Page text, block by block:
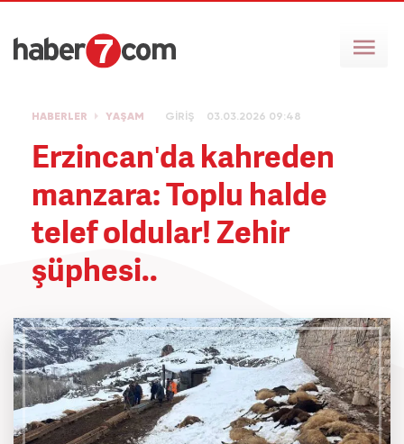
HABERLER YAŞAM GİRİŞ 03.03.2026 09:48
Erzincan'da kahreden
manzara: Toplu halde
telef oldular! Zehir
şüphesi..